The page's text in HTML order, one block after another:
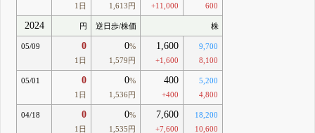
1日
1,613円
+11,000
600
2024 円 逆日歩/株価 株
05/09 0
1日
0%
1,579円
1,600
+1,600
9,700
8,100
05/01 0
1日
0%
1,536円
400
+400
5,200
4,800
04/18 0
1日
0%
1,535円
7,600
+7,600
18,200
10,600